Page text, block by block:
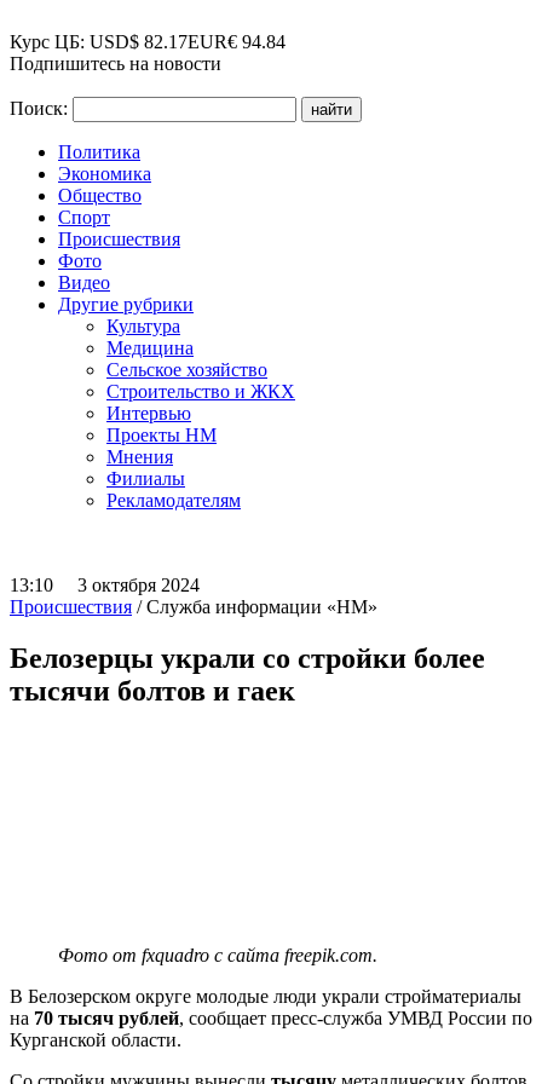
Курс ЦБ: USD$ 82.17EUR€ 94.84
Подпишитесь на новости
Поиск:
Политика
Экономика
Общество
Спорт
Происшествия
Фото
Видео
Другие рубрики
Культура
Медицина
Сельское хозяйство
Строительство и ЖКХ
Интервью
Проекты НМ
Мнения
Филиалы
Рекламодателям
13:10 3 октября 2024
Происшествия / Служба информации «НМ»
Белозерцы украли со стройки более
тысячи болтов и гаек
Фото от fxquadro с сайта freepik.com.
В Белозерском округе молодые люди украли стройматериалы
на 70 тысяч рублей, сообщает пресс-служба УМВД России по
Курганской области.